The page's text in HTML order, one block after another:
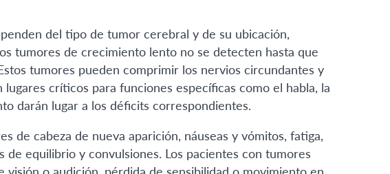
del tipo de tumor cerebral y de su ubicación,
tumores de crecimiento lento no se detecten hasta que
tumores pueden comprimir los nervios circundantes y
críticos para funciones específicas como el habla, la
darán lugar a los déficits correspondientes.
de cabeza de nueva aparición, náuseas y vómitos, fatiga,
equilibrio y convulsiones. Los pacientes con tumores